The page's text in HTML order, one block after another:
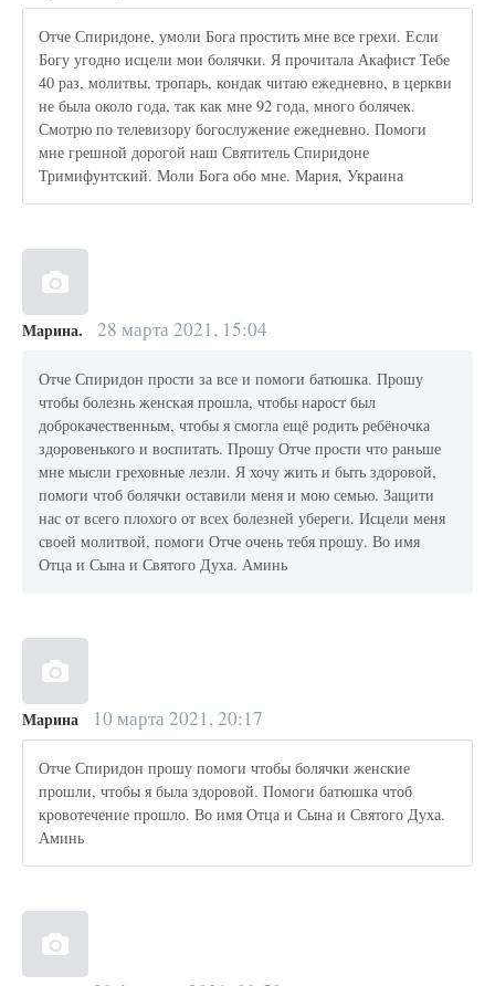
Отче Спиридоне, умоли Бога простить мне все грехи. Если
Богу угодно исцели мои болячки. Я прочитала Акафист Тебе
40 раз, молитвы, тропарь, кондак читаю ежедневно, в церкви
не была около года, так как мне 92 года, много болячек.
Смотрю по телевизору богослужение ежедневно. Помоги
мне грешной дорогой наш Святитель Спиридоне
Тримифунтский. Моли Бога обо мне. Мария, Украина
Марина. 28 марта 2021, 15:04
Отче Спиридон прости за все и помоги батюшка. Прошу
чтобы болезнь женская прошла, чтобы нарост был
доброкачественным, чтобы я смогла ещё родить ребёночка
здоровенького и воспитать. Прошу Отче прости что раньше
мне мысли греховные лезли. Я хочу жить и быть здоровой,
помоги чтоб болячки оставили меня и мою семью. Защити
нас от всего плохого от всех болезней убереги. Исцели меня
своей молитвой, помоги Отче очень тебя прошу. Во имя
Отца и Сына и Святого Духа. Аминь
Марина 10 марта 2021, 20:17
Отче Спиридон прошу помоги чтобы болячки женские
прошли, чтобы я была здоровой. Помоги батюшка чтоб
кровотечение прошло. Во имя Отца и Сына и Святого Духа.
Аминь